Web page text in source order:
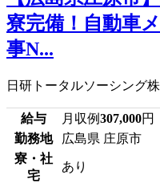
寮完備！自動車
事N...
日研トータルソーシング
給与 月収例307,000円
勤務地
広島県 庄原市
寮・社
宅
あり